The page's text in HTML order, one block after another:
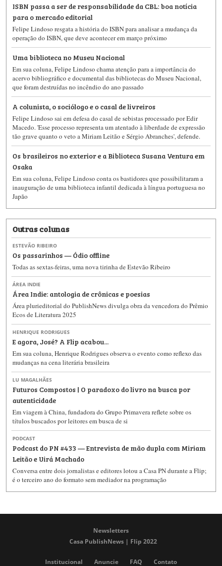
ISBN passa a ser de responsabilidade da CBL: boa notícia
para o mercado editorial
Felipe Lindoso resgata a história do ISBN para analisar a mudança da
operação do ISBN, que deve acontecer em março próximo
Uma biblioteca no Museu Nacional
Em sua coluna, Felipe Lindoso chama atenção para a importância do
acervo bibliográfico e documental das bibliotecas do Museu Nacional,
que foram destruídas no incêndio do ano passado
A colunista, o sociólogo e o casal de livreiros
Felipe Lindoso sai em defesa do casal de sebistas processado por Edir
Macedo. 'Esse processo representa um atentado à liberdade de expressão
tão grave quanto o veto a Miriam Leitão e Sérgio Abranches', defende.
Os brasileiros no exterior e a Biblioteca Susana Ventura em
Osaka
Em sua coluna, Felipe Lindoso conta os bastidores que possibilitaram a
inauguração de uma biblioteca infantil dedicada à língua portuguesa no
Japão
Outras colunas
ESTEVÃO RIBEIRO
Os passarinhos — Ódio offline
Todas as sextas-feiras, uma nova tirinha de Estevão Ribeiro
ÁREA INDIE
Área Indie: antologia de crônicas e poesias
Área plurieditorial do PublishNews divulga obra da vencedora do Prêmio
Ecos de Literatura 2025
HENRIQUE RODRIGUES
E agora, José? A Flip acabou...
Em sua coluna, Henrique Rodrigues observa o evento como reflexo das
mudanças na cena literária brasileira
LU MAGALHÃES
Futuros Compostos | O paradoxo do livro na busca por
autenticidade
Em viagem à China, fundadora do Grupo Primavera reflete sobre os
títulos buscados por leitores em busca de si
PODCAST
Podcast do PN #433 — Entrevista de mão dupla com Miriam
Leitão e Uirá Machado
Conversa entre dois jornalistas e editores lotou a Casa PN durante a Flip;
é o terceiro ano do formato sem mediador na programação
Newsletters
Casa PublishNews | Flip 2022
Institucional Anuncie FAQ Contato